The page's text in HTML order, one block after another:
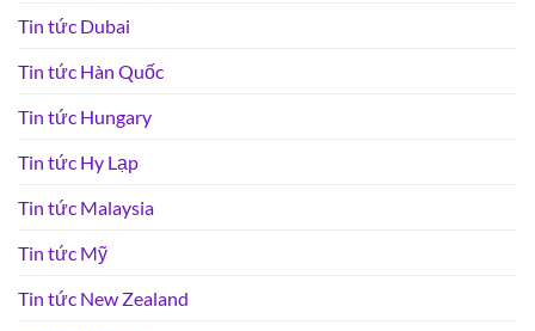
Tin tức Dubai
Tin tức Hàn Quốc
Tin tức Hungary
Tin tức Hy Lạp
Tin tức Malaysia
Tin tức Mỹ
Tin tức New Zealand